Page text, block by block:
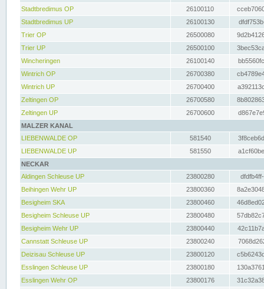
Stadtbredimus OP
26100110
Stadtbredimus UP
26100130
Trier OP
26500080
Trier UP
26500100
Wincheringen
26100140
Wintrich OP
26700380
Wintrich UP
26700400
Zeltingen OP
26700580
Zeltingen UP
26700600
MALZER KANAL
LIEBENWALDE OP
581540
LIEBENWALDE UP
581550
NECKAR
Aldingen Schleuse UP
23800280
Beihingen Wehr UP
23800360
Besigheim SKA
23800460
Besigheim Schleuse UP
23800480
Besigheim Wehr UP
23800440
Cannstatt Schleuse UP
23800240
Deizisau Schleuse UP
23800120
Esslingen Schleuse UP
23800180
Esslingen Wehr OP
23800176